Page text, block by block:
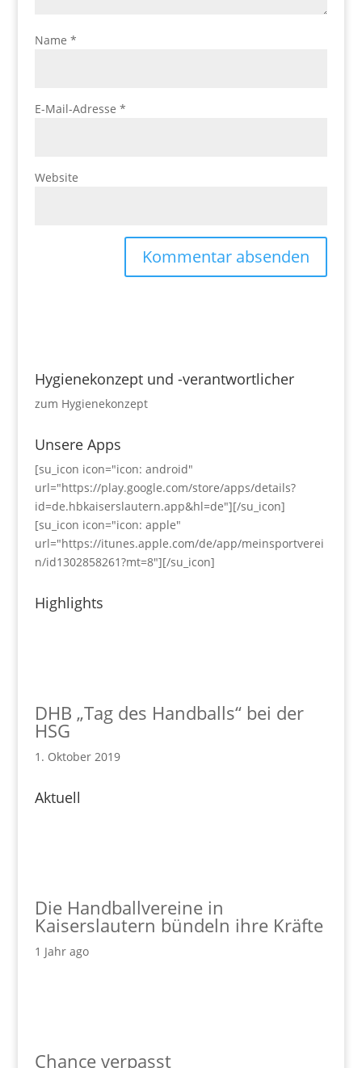
Name *
E-Mail-Adresse *
Website
Hygienekonzept und -verantwortlicher
zum Hygienekonzept
Unsere Apps
[su_icon icon="icon: android"
url="https://play.google.com/store/apps/details?
id=de.hbkaiserslautern.app&hl=de"][/su_icon]
[su_icon icon="icon: apple"
url="https://itunes.apple.com/de/app/meinsportverei
n/id1302858261?mt=8"][/su_icon]
Highlights
DHB „Tag des Handballs“ bei der
HSG
1. Oktober 2019
Aktuell
Die Handballvereine in
Kaiserslautern bündeln ihre Kräfte
1 Jahr ago
Chance verpasst